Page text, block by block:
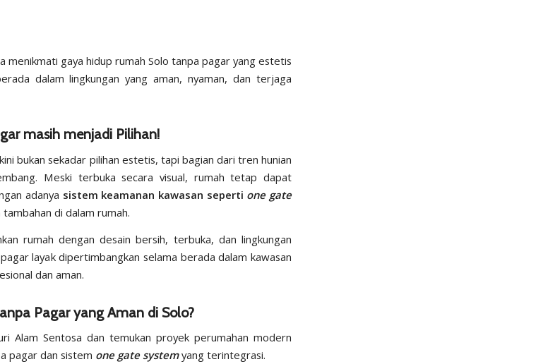
menikmati gaya hidup rumah Solo tanpa pagar yang estetis
dalam lingkungan yang aman, nyaman, dan terjaga
masih menjadi Pilihan!
kini bukan sekadar pilihan estetis, tapi bagian dari tren hunian
Meski terbuka secara visual, rumah tetap dapat
adanya sistem keamanan kawasan seperti one gate
di dalam rumah.
rumah dengan desain bersih, terbuka, dan lingkungan
layak dipertimbangkan selama berada dalam kawasan
dan aman.
Pagar yang Aman di Solo?
Alam Sentosa dan temukan proyek perumahan modern
pagar dan sistem one gate system yang terintegrasi.